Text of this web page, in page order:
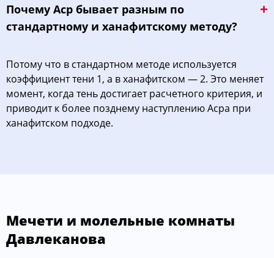
Почему Аср бывает разным по
стандартному и ханафитскому методу?
Потому что в стандартном методе используется
коэффициент тени 1, а в ханафитском — 2. Это меняет
момент, когда тень достигает расчетного критерия, и
приводит к более позднему наступлению Асра при
ханафитском подходе.
Мечети и молельные комнаты
Давлеканова